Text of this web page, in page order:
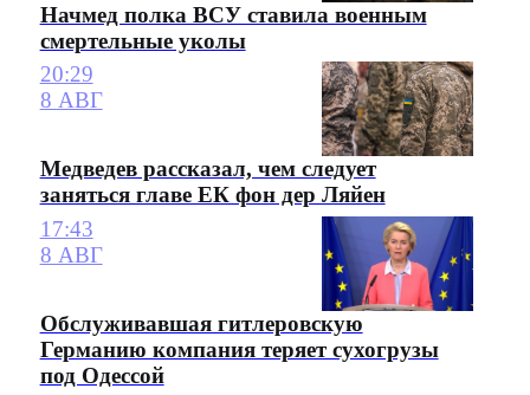
Начмед полка ВСУ ставила военным
смертельные уколы
20:29
8 АВГ
Медведев рассказал, чем следует
заняться главе ЕК фон дер Ляйен
17:43
8 АВГ
Обслуживавшая гитлеровскую
Германию компания теряет сухогрузы
под Одессой